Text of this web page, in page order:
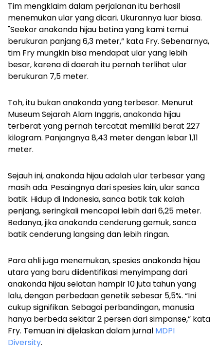
Tim mengklaim dalam perjalanan itu berhasil
menemukan ular yang dicari. Ukurannya luar biasa.
"Seekor anakonda hijau betina yang kami temui
berukuran panjang 6,3 meter,” kata Fry. Sebenarnya,
tim Fry mungkin bisa mendapat ular yang lebih
besar, karena di daerah itu pernah terlihat ular
berukuran 7,5 meter.
Toh, itu bukan anakonda yang terbesar. Menurut
Museum Sejarah Alam Inggris, anakonda hijau
terberat yang pernah tercatat memiliki berat 227
kilogram. Panjangnya 8,43 meter dengan lebar 1,11
meter.
Sejauh ini, anakonda hijau adalah ular terbesar yang
masih ada. Pesaingnya darispesies lain, ular sanca
batik. Hidup di Indonesia, sanca batik tak kalah
penjang, seringkali mencapai lebih dari 6,25 meter.
Bedanya, jika anakonda cenderung gemuk, sanca
batik cenderung langsing dan lebih ringan.
Para ahli juga menemukan, spesies anakonda hijau
utara yang baru diidentifikasi menyimpang dari
anakonda hijau selatan hampir 10 juta tahun yang
lalu, dengan perbedaan genetik sebesar 5,5%. “Ini
cukup signifikan. Sebagai perbandingan, manusia
hanya berbeda sekitar 2 persen dari simpanse,” kata
Fry. Temuan ini dijelaskan dalam jurnal MDPI
Diversity.